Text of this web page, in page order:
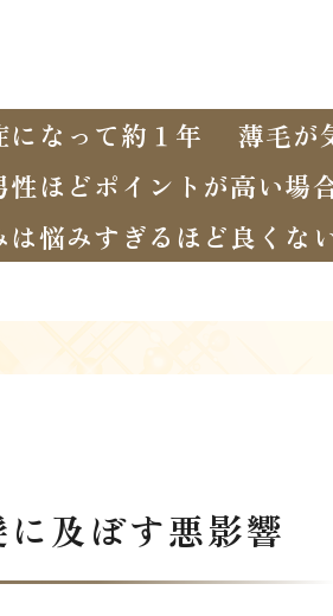
になって約１年
薄毛が
性ほどポイントが高い場
は悩みすぎるほど良くな
及ぼす悪影響